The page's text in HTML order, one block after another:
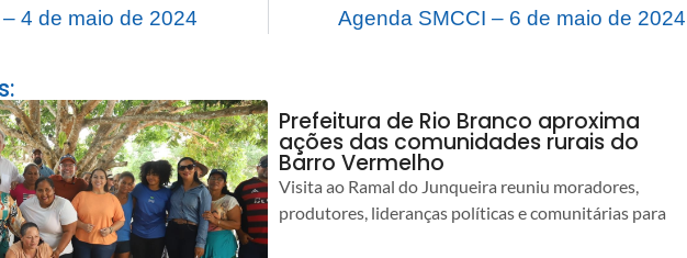
4 de maio de 2024
Agenda SMCCI – 6 de maio de 2024
Prefeitura de Rio Branco aproxima
ações das comunidades rurais do
Barro Vermelho
Visita ao Ramal do Junqueira reuniu moradores,
produtores, lideranças políticas e comunitárias para